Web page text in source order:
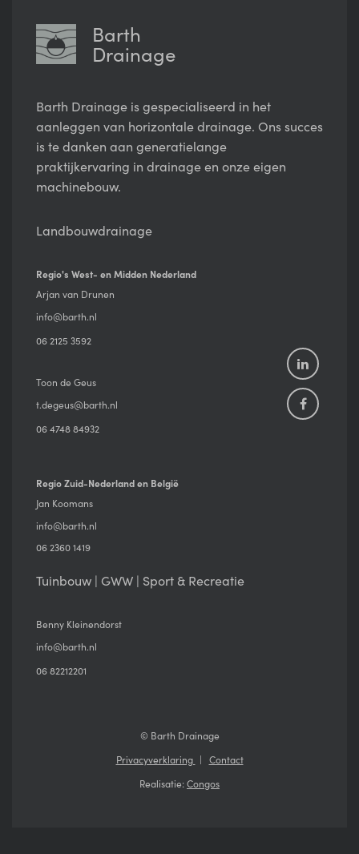
Barth
Drainage
Barth Drainage is gespecialiseerd in het
aanleggen van horizontale drainage. Ons succes
is te danken aan generatielange
praktijkervaring in drainage en onze eigen
machinebouw.
Landbouwdrainage
Regio's West- en Midden Nederland
Arjan van Drunen
info@barth.nl
06 2125 3592
Toon de Geus
t.degeus@barth.nl
06 4748 84932
Regio Zuid-Nederland en België
Jan Koomans
info@barth.nl
06 2360 1419
Tuinbouw | GWW | Sport & Recreatie
Benny Kleinendorst
info@barth.nl
06 82212201
© Barth Drainage
Privacyverklaring
Contact
Realisatie:Congos